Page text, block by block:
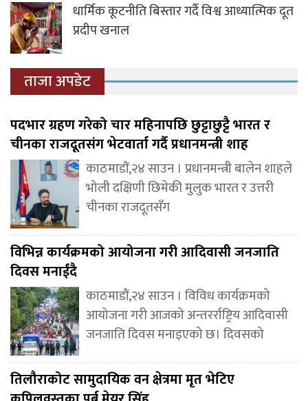
धार्मिक कूटनीति बिस्तार गर्दै विश्व आध्यात्मिक दूत
प्रदीप खनाल
ताजा अपडेट
पदभार ग्रहण गरेको चार महिनापछि छुट्टाछुट्टै भारत र
चीनका राजदूतसंग भेटवार्ता गर्दै प्रधानमन्त्री शाह
काठमाडौं,२४ साउन । प्रधानमन्त्री बालेन शाहले
भोली दक्षिणी छिमेकी मुलुक भारत र उत्तरी
चीनका राजदूतसँग
विभिन्न कार्यक्रमको आयोजना गरी आदिवासी जनजाति
दिवस मनाईंदै
काठमाडौं,२४ साउन । विविध कार्यक्रमको
आयोजना गरी आजको अन्तरर्राष्ट्रिय आदिवासी
जनजाति दिवस मनाइएको छ। दिवसको
तिलौराकोट सामुदायिक वन क्षेत्रमा मृत भेटिए